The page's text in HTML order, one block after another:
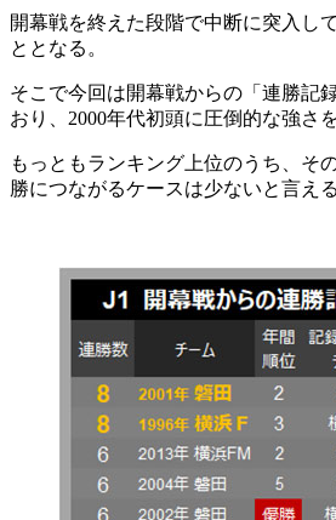
開幕戦を終えた段階で中断に突入し
ととなる。
そこで今回は開幕戦からの「連勝記
おり、2000年代初頭に圧倒的な強さ
もっともランキング上位のうち、そ
勝につながるケースは少ないと言え